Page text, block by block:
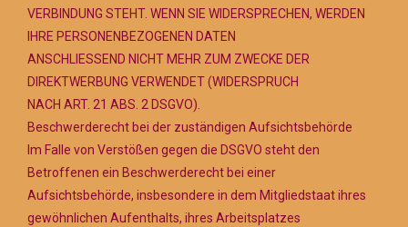
VERBINDUNG STEHT. WENN SIE WIDERSPRECHEN, WERDEN
IHRE PERSONENBEZOGENEN DATEN
ANSCHLIESSEND NICHT MEHR ZUM ZWECKE DER
DIREKTWERBUNG VERWENDET (WIDERSPRUCH
NACH ART. 21 ABS. 2 DSGVO).
Beschwerderecht bei der zuständigen Aufsichtsbehörde
Im Falle von Verstößen gegen die DSGVO steht den
Betroffenen ein Beschwerderecht bei einer
Aufsichtsbehörde, insbesondere in dem Mitgliedstaat ihres
gewöhnlichen Aufenthalts, ihres Arbeitsplatzes